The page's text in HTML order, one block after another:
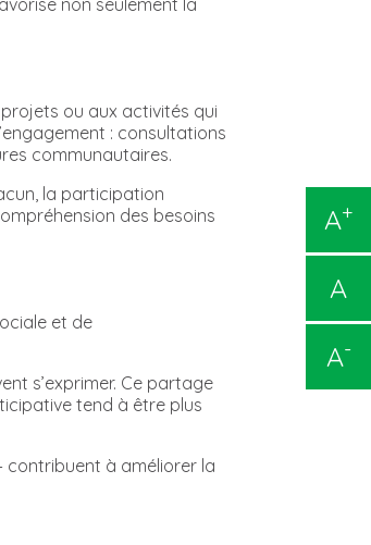
A+
A
A-
ou aux activités qui
: consultations
communautaires.
la participation
des besoins
et de
s’exprimer. Ce partage
tend à être plus
contribuent à améliorer la